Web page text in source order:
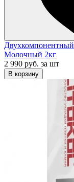
Молочный 2кг
2 990 руб. за шт
В корзину